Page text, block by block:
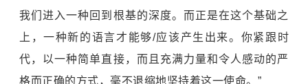
我们进入一种回到根基的深度。而正是在这个基础之
上，一种新的语言才能够/应该产生出来。你紧跟时
代，以一种简单直接，而且充满力量和令人感动的严
格而正确的方式，毫不退缩地坚持着这一使命。”